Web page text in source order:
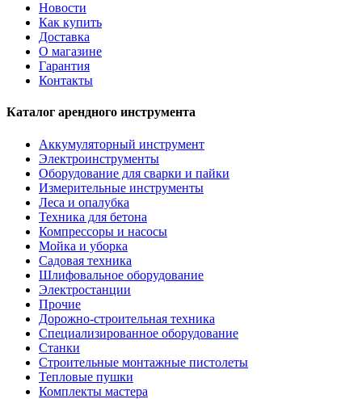
Новости
Как купить
Доставка
О магазине
Гарантия
Контакты
Каталог арендного инструмента
Аккумуляторный инструмент
Электроинструменты
Оборудование для сварки и пайки
Измерительные инструменты
Леса и опалубка
Техника для бетона
Компрессоры и насосы
Мойка и уборка
Садовая техника
Шлифовальное оборудование
Электростанции
Прочие
Дорожно-строительная техника
Специализированное оборудование
Станки
Строительные монтажные пистолеты
Тепловые пушки
Комплекты мастера